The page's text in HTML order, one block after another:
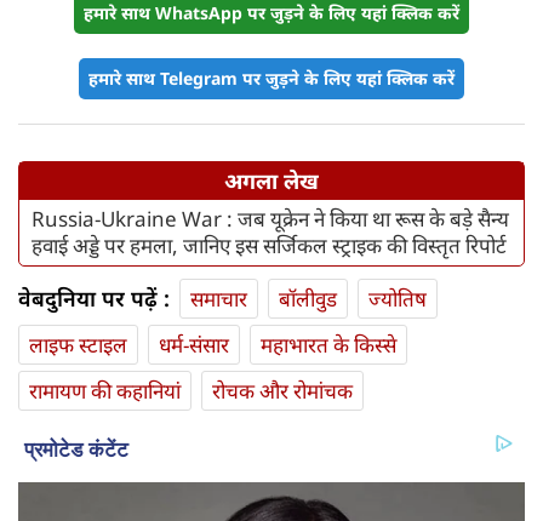
हमारे साथ WhatsApp पर जुड़ने के लिए यहां क्लिक करें
हमारे साथ Telegram पर जुड़ने के लिए यहां क्लिक करें
अगला लेख
Russia-Ukraine War : जब‍ यूक्रेन ने किया था रूस के बड़े सैन्य
हवाई अड्डे पर हमला, जानिए इस सर्जिकल स्ट्राइक की विस्तृत रिपोर्ट
वेबदुनिया पर पढ़ें : समाचार बॉलीवुड
ज्योतिष
लाइफ स्‍टाइल
धर्म-संसार
महाभारत के किस्से
रामायण की कहानियां
रोचक और रोमांचक